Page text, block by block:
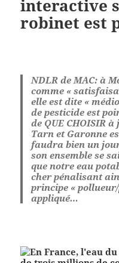
interactive
robinet est
NDLR de MAC: à
comme «
elle est dite «
de pesticide est
de QUE CHOISIR
Tarn et Garonne
faudra bien un
son ensemble se
que notre eau
cher pénalisant
principe «
appliqué…